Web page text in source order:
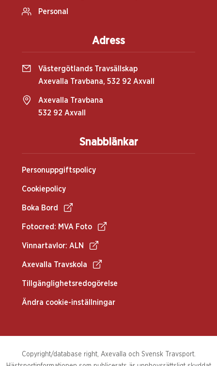
Snabblänkar
Personuppgiftspolicy
Cookiepolicy
Boka Bord
Fotocred: MVA Foto
Vinnartavlor: ALN
Axevalla Travskola
Tillgänglighetsredogörelse
Ändra cookie-inställningar
Personal
Adress
Västergötlands Travsällskap
Axevalla Travbana, 532 92 Axvall
Axevalla Travbana
532 92 Axvall
Copyright/database right, Axevalla och Svensk Travsport.